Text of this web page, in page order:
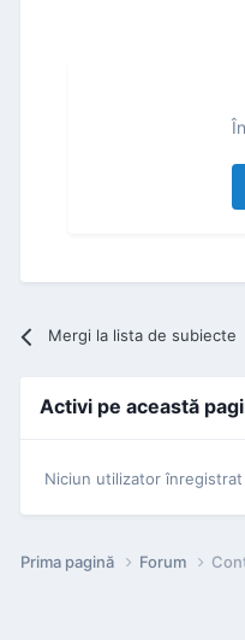
Mergi la lista de subiecte
Activi pe această
Niciun utilizator înregistrat
Prima pagină Forum